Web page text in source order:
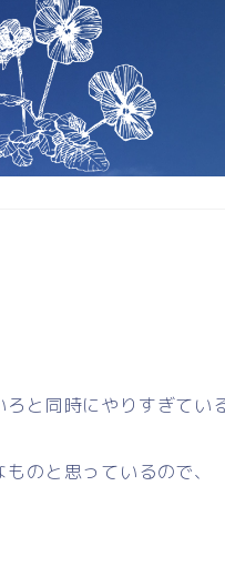
と同時にやりすぎてい
のと思っているので、